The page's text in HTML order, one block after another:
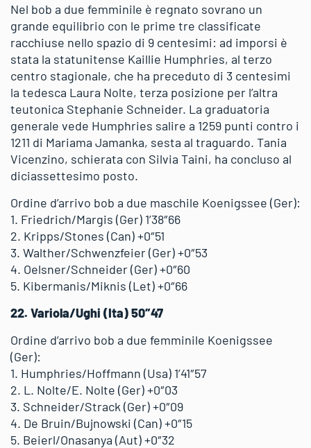
Nel bob a due femminile è regnato sovrano un
grande equilibrio con le prime tre classificate
racchiuse nello spazio di 9 centesimi: ad imporsi è
stata la statunitense Kaillie Humphries, al terzo
centro stagionale, che ha preceduto di 3 centesimi
la tedesca Laura Nolte, terza posizione per l’altra
teutonica Stephanie Schneider. La graduatoria
generale vede Humphries salire a 1259 punti contro i
1211 di Mariama Jamanka, sesta al traguardo. Tania
Vicenzino, schierata con Silvia Taini, ha concluso al
diciassettesimo posto.
Ordine d’arrivo bob a due maschile Koenigssee (Ger):
1. Friedrich/Margis (Ger) 1’38″66
2. Kripps/Stones (Can) +0″51
3. Walther/Schwenzfeier (Ger) +0″53
4. Oelsner/Schneider (Ger) +0″60
5. Kibermanis/Miknis (Let) +0″66
22. Variola/Ughi (Ita) 50″47
Ordine d’arrivo bob a due femminile Koenigssee
(Ger):
1. Humphries/Hoffmann (Usa) 1’41″57
2. L. Nolte/E. Nolte (Ger) +0″03
3. Schneider/Strack (Ger) +0″09
4. De Bruin/Bujnowski (Can) +0″15
5. Beierl/Onasanya (Aut) +0″32